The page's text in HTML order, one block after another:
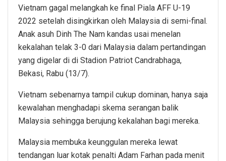
Vietnam gagal melangkah ke final Piala AFF U-19
2022 setelah disingkirkan oleh Malaysia di semi-final.
Anak asuh Dinh The Nam kandas usai menelan
kekalahan telak 3-0 dari Malaysia dalam pertandingan
yang digelar di di Stadion Patriot Candrabhaga,
Bekasi, Rabu (13/7).
Vietnam sebenarnya tampil cukup dominan, hanya saja
kewalahan menghadapi skema serangan balik
Malaysia sehingga berujung kekalahan bagi mereka.
Malaysia membuka keunggulan mereka lewat
tendangan luar kotak penalti Adam Farhan pada menit